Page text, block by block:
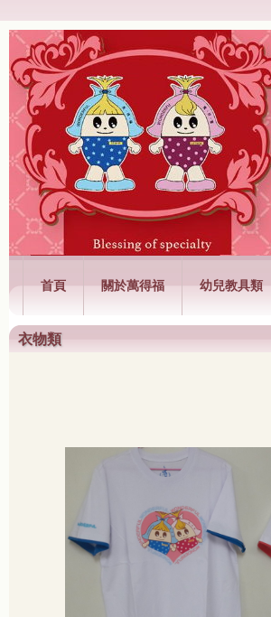
萬得福興業有限公司
首頁 關於萬得福 幼兒教具類
衣物類